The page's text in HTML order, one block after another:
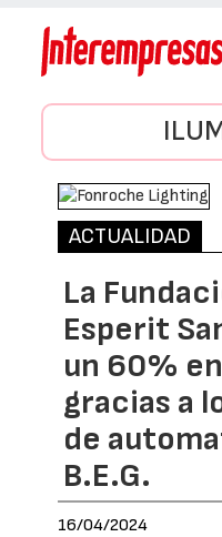
ACTUALIDAD
La
Esperit
un 60%
gracias a
de
B.E.G.
16/04/2024